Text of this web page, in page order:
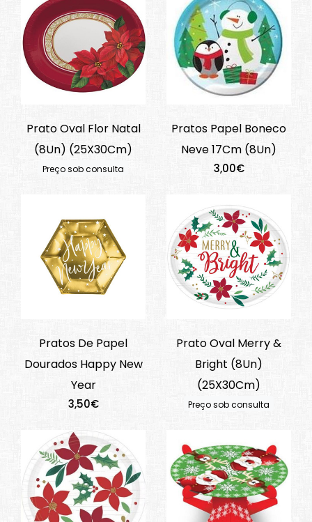
Prato Oval Flor Natal
(8Un) (25X30Cm)
Preço sob consulta
Pratos Papel Boneco
Neve 17Cm (8Un)
3,00€
Pratos De Papel
Dourados Happy New
Year
3,50€
Prato Oval Merry &
Bright (8Un)
(25X30Cm)
Preço sob consulta